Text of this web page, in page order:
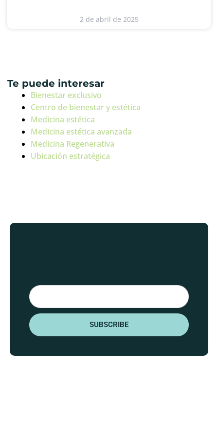
2 de abril de 2025
Te puede interesar
Bienestar exclusivo
Centro de bienestar y estética
Medicina estética
Medicina estética avanzada
Medicina Regenerativa
Ubicación estratégica
Email
SUBSCRIBE